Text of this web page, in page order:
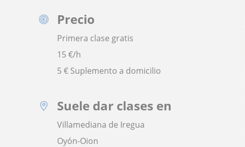
Precio
Primera clase gratis
15€/h
5 € Suplemento a domicilio
Suele dar clases en
Villamediana de Iregua
Oyón-Oion